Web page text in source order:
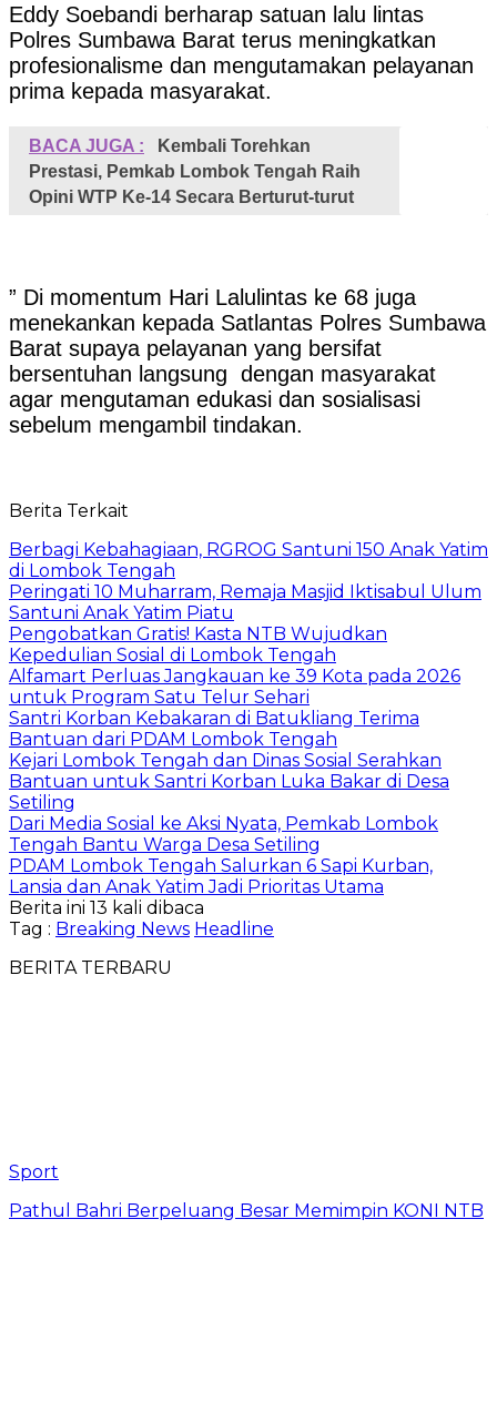
Eddy Soebandi berharap satuan lalu lintas
Polres Sumbawa Barat terus meningkatkan
profesionalisme dan mengutamakan pelayanan
prima kepada masyarakat.
BACA JUGA :
Kembali Torehkan
Prestasi, Pemkab Lombok Tengah Raih
Opini WTP Ke-14 Secara Berturut-turut
” Di momentum Hari Lalulintas ke 68 juga
menekankan kepada Satlantas Polres Sumbawa
Barat supaya pelayanan yang bersifat
bersentuhan langsung dengan masyarakat
agar mengutaman edukasi dan sosialisasi
sebelum mengambil tindakan.
Berita Terkait
Berbagi Kebahagiaan, RGROG Santuni 150 Anak Yatim
di Lombok Tengah
Peringati 10 Muharram, Remaja Masjid Iktisabul Ulum
Santuni Anak Yatim Piatu
Pengobatkan Gratis! Kasta NTB Wujudkan
Kepedulian Sosial di Lombok Tengah
Alfamart Perluas Jangkauan ke 39 Kota pada 2026
untuk Program Satu Telur Sehari
Santri Korban Kebakaran di Batukliang Terima
Bantuan dari PDAM Lombok Tengah
Kejari Lombok Tengah dan Dinas Sosial Serahkan
Bantuan untuk Santri Korban Luka Bakar di Desa
Setiling
Dari Media Sosial ke Aksi Nyata, Pemkab Lombok
Tengah Bantu Warga Desa Setiling
PDAM Lombok Tengah Salurkan 6 Sapi Kurban,
Lansia dan Anak Yatim Jadi Prioritas Utama
Berita ini 13 kali dibaca
Tag : Breaking News Headline
BERITA TERBARU
Sport
Pathul Bahri Berpeluang Besar Memimpin KONI NTB